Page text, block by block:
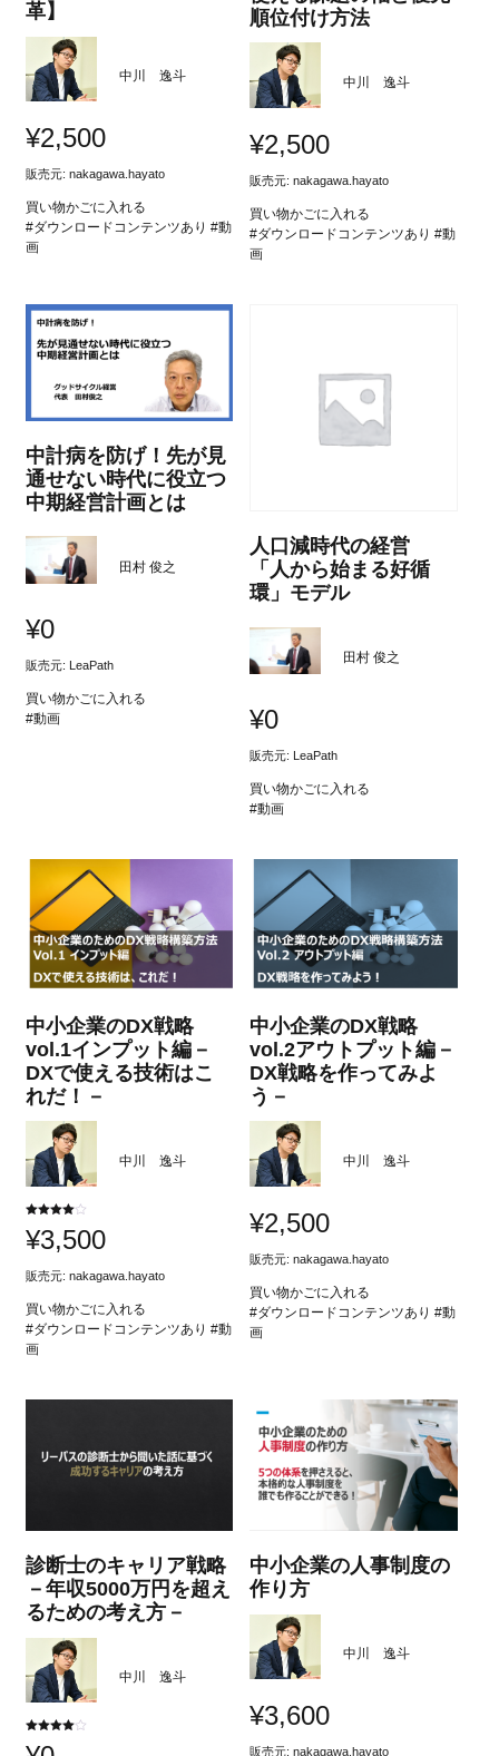
革】
中川 逸斗
¥2,500
販売元: nakagawa.hayato
買い物かごに入れる
#ダウンロードコンテンツあり #動
画
順位付け方法
中川 逸斗
¥2,500
販売元:nakagawa.hayato
買い物かごに入れる
#ダウンロードコンテンツあり #動
画
中計病を防げ！先が見
通せない時代に役立つ
中期経営計画とは
田村 俊之
¥0
販売元: LeaPath
買い物かごに入れる
#動画
人口減時代の経営
「人から始まる好循
環」モデル
田村 俊之
¥0
販売元: LeaPath
買い物かごに入れる
#動画
中小企業のDX戦略
vol.1インプット編－
DXで使える技術はこ
れだ！－
中川 逸斗
4.00
の評価
¥3,500
販売元: nakagawa.hayato
買い物かごに入れる
#ダウンロードコンテンツあり #動
画
中小企業のDX戦略
vol.2アウトプット編－
DX戦略を作ってみよ
う－
中川 逸斗
¥2,500
販売元:nakagawa.hayato
買い物かごに入れる
#ダウンロードコンテンツあり #動
画
診断士のキャリア戦略
－年収5000万円を超え
るための考え方－
中川 逸斗
4.00
中小企業の人事制度の
作り方
中川 逸斗
¥3,600
販売元:nakagawa.hayato